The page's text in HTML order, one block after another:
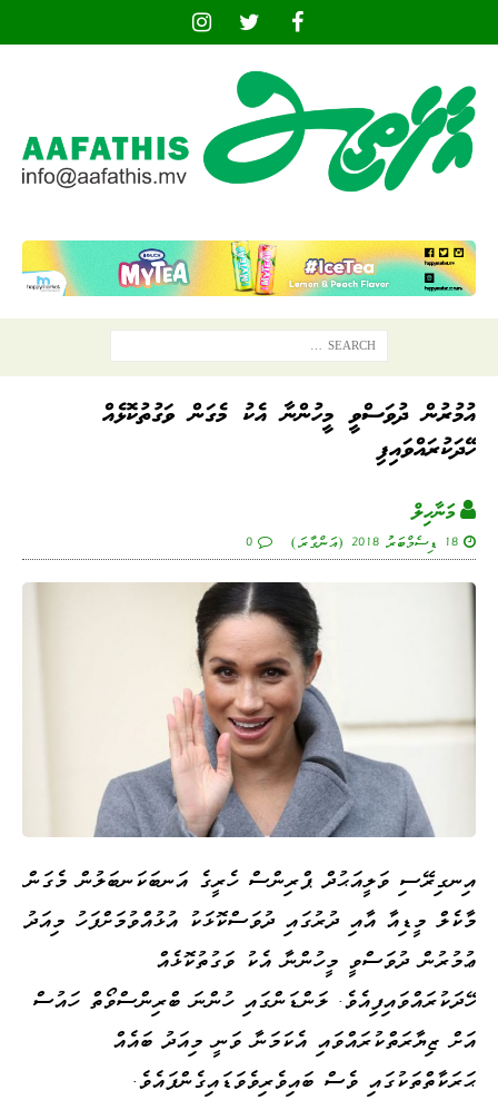
އުމުރުން ދުވަސްވީ މީހުންނާ އެކު މެގަން ވަގުތުކޮޅެއް
ހޭދަކުރައްވައިފި
މަނާހިލް
18 ޑިސެމްބަރު 2018 (އަންގާރަ) 0
އިނގިރޭސި ވަލީއަޙުދް ޕްރިންސް ހެރީގެ އަނބަކަނބަލުން މެގަން
މާކެލް މީޑިއާ އާއި ދުރުގައި ދުވަސްކޮޅަކު އުޅުއްވުމަށްފަހު މިއަދު
ޢުމުރުން ދުވަސްވީ މީހުންނާ އެކު ވަގުތުކޮޅެއް
ހޭދަކުރައްވައިފިއެވެ. ލަންޑަންގައި ހުންނަ ބްރިންސްވޯތް ހައުސް
އަށް ޒިޔާރަތްކުރައްވައި އެކަމަނާ ވަނީ މިއަދު ބައެއް
ޙަރަކާތްތަކުގައި ވެސް ބައިވެރިވެވަޑައިގެންފައެވެ.